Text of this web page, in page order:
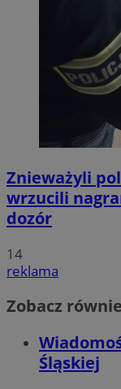
Znieważyli
wrzucili
dozór
14
reklama
Zobacz
Śląskiej